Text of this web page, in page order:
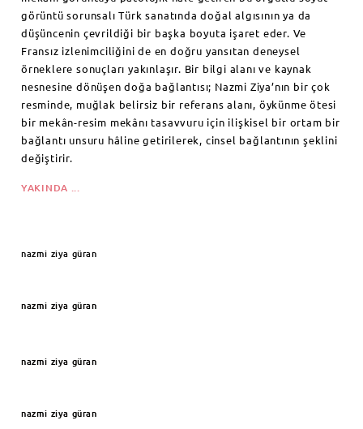
görüntü sorunsalı Türk sanatında doğal algısının ya da
düşüncenin çevrildiği bir başka boyuta işaret eder. Ve
Fransız izlenimciliğini de en doğru yansıtan deneysel
örneklere sonuçları yakınlaşır. Bir bilgi alanı ve kaynak
nesnesine dönüşen doğa bağlantısı; Nazmi Ziya’nın bir çok
resminde, muğlak belirsiz bir referans alanı, öykünme ötesi
bir mekân-resim mekânı tasavvuru için ilişkisel bir ortam bir
bağlantı unsuru hâline getirilerek, cinsel bağlantının şeklini
değiştirir.
YAKINDA ...
nazmi ziya güran
nazmi ziya güran
nazmi ziya güran
nazmi ziya güran